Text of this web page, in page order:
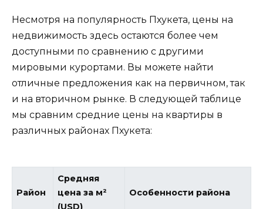
Несмотря на популярность Пхукета, цены на
недвижимость здесь остаются более чем
доступными по сравнению с другими
мировыми курортами. Вы можете найти
отличные предложения как на первичном, так
и на вторичном рынке. В следующей таблице
мы сравним средние цены на квартиры в
различных районах Пхукета:
Район
Средняя
цена за м²
(USD)
Особенности района